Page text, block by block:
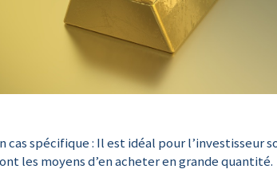
spécifique : Il est idéal pour l’investisseur
les moyens d’en acheter en grande quantité.